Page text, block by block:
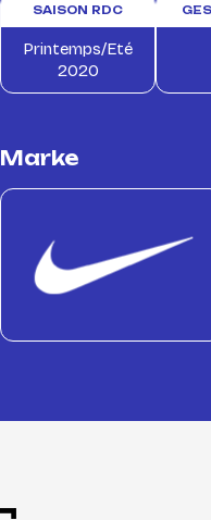
SAISON RDC
Printemps/Eté
2020
Marke